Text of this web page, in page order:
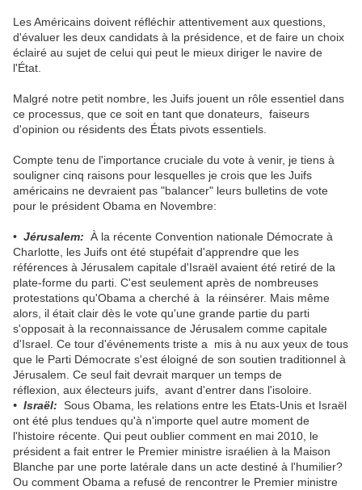
Les Américains doivent réfléchir attentivement aux questions,
d'évaluer les deux candidats à la présidence, et de faire un choix
éclairé au sujet de celui qui peut le mieux diriger le navire de
l'État.
Malgré notre petit nombre, les Juifs jouent un rôle essentiel dans
ce processus, que ce soit en tant que donateurs, faiseurs
d'opinion ou résidents des États pivots essentiels.
Compte tenu de l'importance cruciale du vote à venir, je tiens à
souligner cinq raisons pour lesquelles je crois que les Juifs
américains ne devraient pas "balancer" leurs bulletins de vote
pour le président Obama en Novembre:
• Jérusalem: À la récente Convention nationale Démocrate à
Charlotte, les Juifs ont été stupéfait d'apprendre que les
références à Jérusalem capitale d'Israël avaient été retiré de la
plate-forme du parti. C'est seulement après de nombreuses
protestations qu'Obama a cherché à la réinsérer. Mais même
alors, il était clair dès le vote qu'une grande partie du parti
s'opposait à la reconnaissance de Jérusalem comme capitale
d'Israel. Ce tour d'événements triste a mis à nu aux yeux de tous
que le Parti Démocrate s'est éloigné de son soutien traditionnel à
Jérusalem. Ce seul fait devrait marquer un temps de
réflexion, aux électeurs juifs, avant d'entrer dans l'isoloire.
• Israël: Sous Obama, les relations entre les Etats-Unis et Israël
ont été plus tendues qu'à n'importe quel autre moment de
l'histoire récente. Qui peut oublier comment en mai 2010, le
président a fait entrer le Premier ministre israélien à la Maison
Blanche par une porte latérale dans un acte destiné à l'humilier?
Ou comment Obama a refusé de rencontrer le Premier ministre